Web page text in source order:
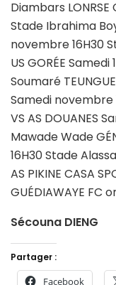
Sécouna DIENG
Partager :
Facebook